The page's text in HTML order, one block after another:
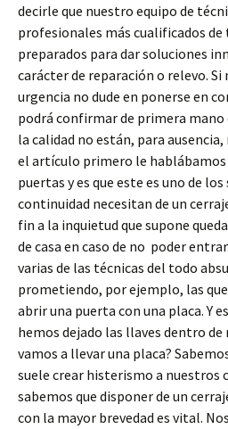
decirle que nuestro equipo de
profesionales más cualificados de
preparados para dar soluciones
carácter de reparación o relevo. Si
urgencia no dude en ponerse en
podrá confirmar de primera
la calidad no están, para
el artículo primero le hablábamos
puertas y es que este es uno de
continuidad necesitan de un
fin a la inquietud que supone
de casa en caso de no poder
varias de las técnicas del todo
prometiendo, por ejemplo, las
abrir una puerta con una placa. Y
hemos dejado las llaves dentro de
vamos a llevar una placa?
suele crear histerismo a nuestros
sabemos que disponer de un
con la mayor brevedad es vital.